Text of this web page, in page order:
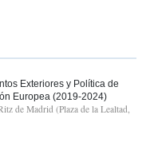
Exteriores y Política de
Europea (2019-2024)
de Madrid (Plaza de la Lealtad,